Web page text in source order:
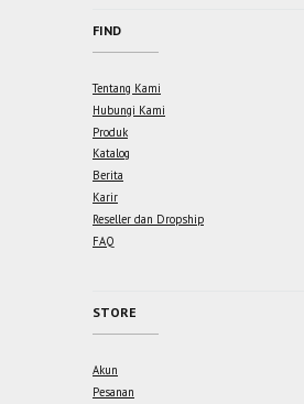
FIND
Tentang Kami
Hubungi Kami
Produk
Katalog
Berita
Karir
Reseller dan Dropship
FAQ
STORE
Akun
Pesanan